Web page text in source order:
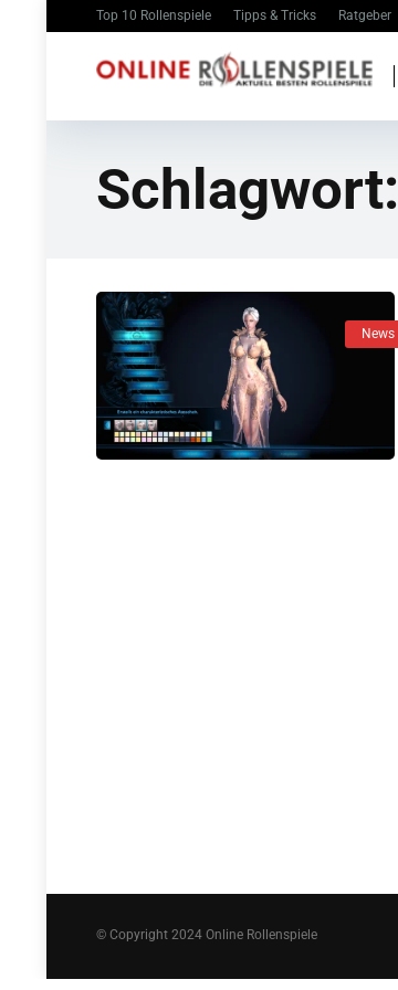
Top 10 Rollenspiele Tipps & Tricks Ratgeber
Schlagwort:
News
© Copyright 2024 Online Rollenspiele